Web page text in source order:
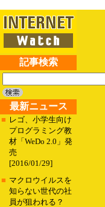
記事検索
最新ニュース
■ レゴ、小学生向け
プログラミング教
材「WeDo 2.0」発
売
[2016/01/29]
■ マクロウイルスを
知らない世代の社
員が狙われる？